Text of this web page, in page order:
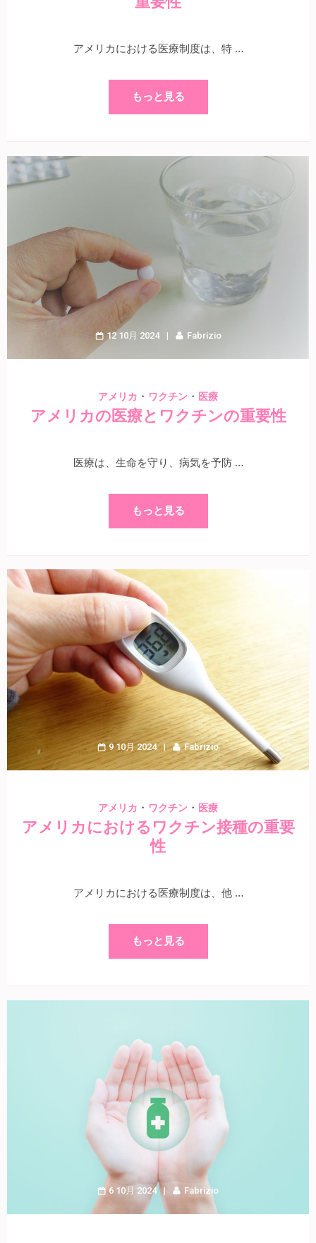
アメリカにおける医療制度は、特 …
もっと見る
12 10月 2024 Fabrizio
アメリカ ・ ワクチン ・ 医療
アメリカの医療とワクチンの重要性
医療は、生命を守り、病気を予防 …
もっと見る
9 10月 2024 Fabrizio
アメリカ ・ ワクチン ・ 医療
アメリカにおけるワクチン接種の重要
性
アメリカにおける医療制度は、他 …
もっと見る
6 10月 2024 Fabrizio